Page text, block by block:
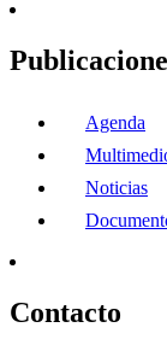
Agenda
Noticias
Contacto